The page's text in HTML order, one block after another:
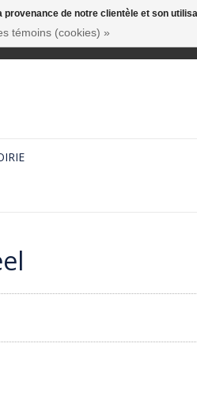
de notre clientèle et son
témoins (cookies) »